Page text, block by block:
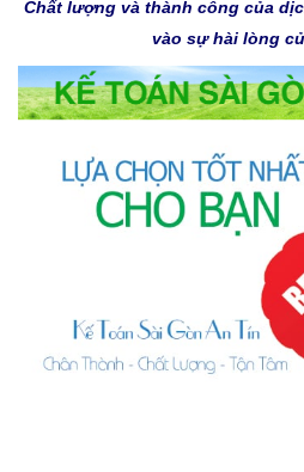
Chất lượng và thành công của
vào sự hài lòng